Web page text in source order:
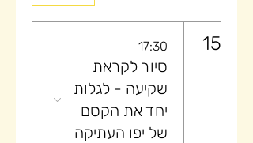
15
17:30
סיור לקראת
שקיעה ​- לגלות
יחד את הקסם
של יפו העתיקה